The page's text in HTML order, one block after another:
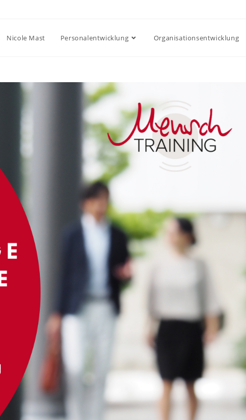
Nicole Mast Personalentwicklung Organisationsentwicklung